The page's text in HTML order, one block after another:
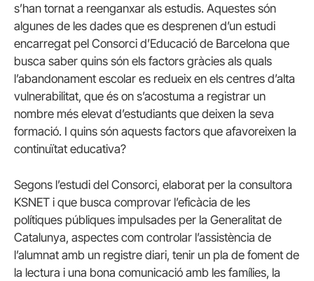
s’han tornat a reenganxar als estudis. Aquestes són
algunes de les dades que es desprenen d’un estudi
encarregat pel Consorci d’Educació de Barcelona que
busca saber quins són els factors gràcies als quals
l’abandonament escolar es redueix en els centres d’alta
vulnerabilitat, que és on s’acostuma a registrar un
nombre més elevat d’estudiants que deixen la seva
formació. I quins són aquests factors que afavoreixen la
continuïtat educativa?
Segons l’estudi del Consorci, elaborat per la consultora
KSNET i que busca comprovar l’eficàcia de les
polítiques públiques impulsades per la Generalitat de
Catalunya, aspectes com controlar l’assistència de
l’alumnat amb un registre diari, tenir un pla de foment de
la lectura i una bona comunicació amb les famílies, la